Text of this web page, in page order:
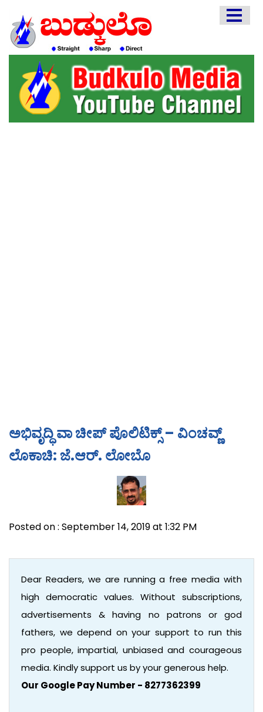
EDITORIAL
ENGLISH
KANNADA
INTERVIEWS
ಅಭಿವೃದ್ಧಿ ವಾ ಚೀಪ್ ಪೊಲಿಟಿಕ್ಸ್ – ವಿಂಚವ್ಣ್
ಲೊಕಾಚಿ: ಜೆ.ಆರ್. ಲೋಬೊ
Posted on : September 14, 2019 at 1:32 PM
Dear Readers, we are running a free media with
high democratic values. Without subscriptions,
advertisements & having no patrons or god
fathers, we depend on your support to run this
pro people, impartial, unbiased and courageous
media. Kindly support us by your generous help.
Our Google Pay Number - 8277362399